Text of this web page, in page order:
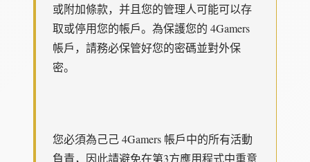
或附加條款，并且您的管理人可能可以存
取或停用您的帳戶。為保護您的 4Gamers
帳戶，請務必保管好您的密碼並對外保
密。
您必須為己己 4Gamers 帳戶中的所有活動
負責，因此請避免在第3方應用程式中重意